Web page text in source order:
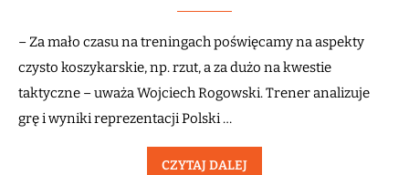
– Za mało czasu na treningach poświęcamy na aspekty
czysto koszykarskie, np. rzut, a za dużo na kwestie
taktyczne – uważa Wojciech Rogowski. Trener analizuje
grę i wyniki reprezentacji Polski …
CZYTAJ DALEJ